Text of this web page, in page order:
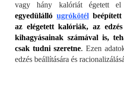
vagy hány kalóriát égetett el
egyedülálló ugrókötél
az elégetett kalóriák, az
kihagyásainak számával is,
csak tudni szeretne. Ezen
edzés beállítására és